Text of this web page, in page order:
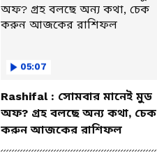
05:07
Rashifal : সোমবার মানেই মুড
অফ? গ্রহ বলছে অন্য কথা, চেক
করুন আজকের রাশিফল